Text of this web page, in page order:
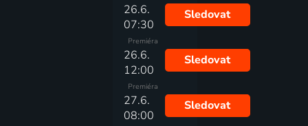
26.6.
07:30
Premiéra
Sledovat
26.6.
12:00
Premiéra
Sledovat
27.6.
08:00
Sledovat